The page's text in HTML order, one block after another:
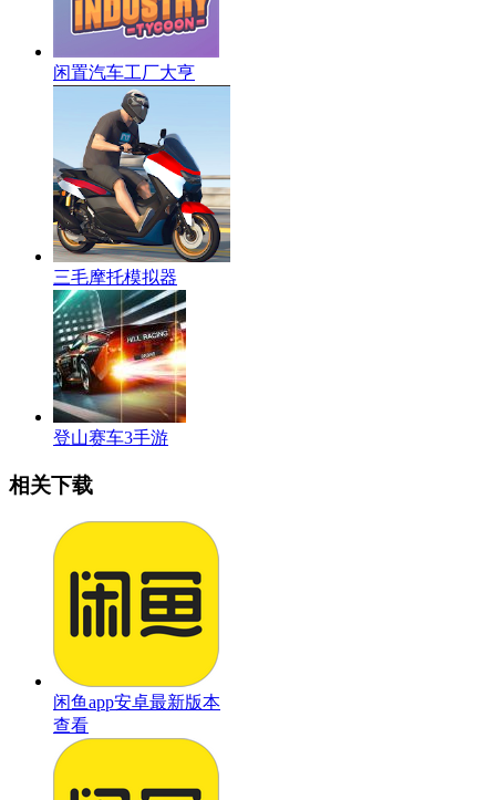
闲置汽车工厂大亨
三毛摩托模拟器
登山赛车3手游
相关下载
闲鱼app安卓最新版本
查看